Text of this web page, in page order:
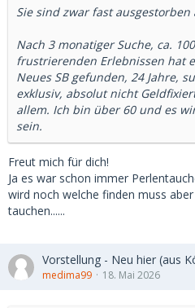
Alles Jammerschade aber der
sich kommerzialisieren lässt
einschlagen.
Sie sind zwar fast
Nach 3 monatiger Suche, ca.
frustrierenden Erlebnissen hat
Neues SB gefunden, 24 Jahre,
exklusiv, absolut nicht
allem. Ich bin über 60 und es
sein.
Freut mich für dich!
Ja es war schon immer
wird noch welche finden muss
tauchen......
Vorstellung - Neu hier (aus
medima99 18. Mai 2026